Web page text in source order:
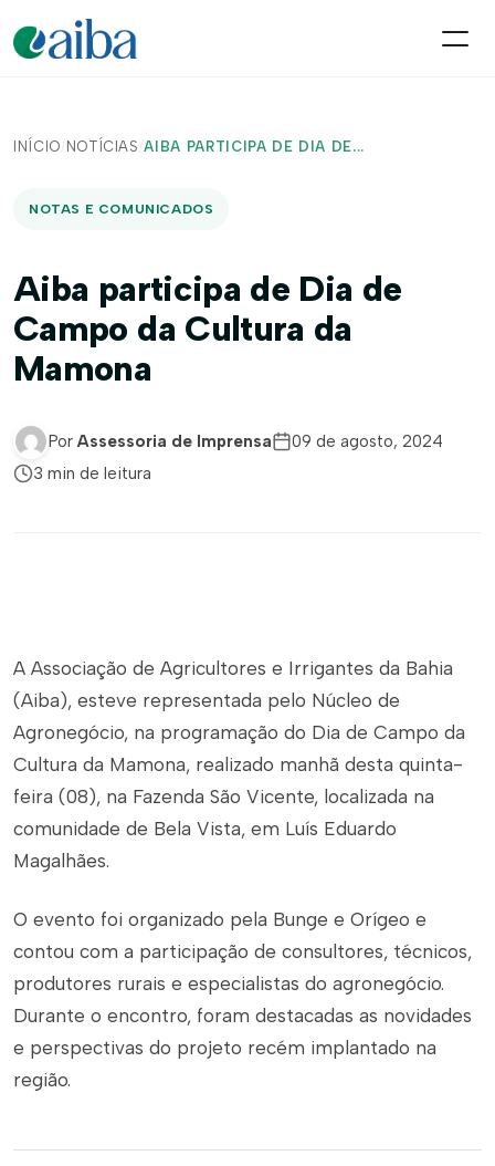
INÍCIO/ NOTÍCIAS /AIBA PARTICIPA DE DIA DE...
NOTAS E COMUNICADOS
Aiba participa de Dia de
Campo da Cultura da
Mamona
Por Assessoria de Imprensa
09 de agosto, 2024
3 min de leitura
A Associação de Agricultores e Irrigantes da Bahia
(Aiba), esteve representada pelo Núcleo de
Agronegócio, na programação do Dia de Campo da
Cultura da Mamona, realizado manhã desta quinta-
feira (08), na Fazenda São Vicente, localizada na
comunidade de Bela Vista, em Luís Eduardo
Magalhães.
O evento foi organizado pela Bunge e Orígeo e
contou com a participação de consultores, técnicos,
produtores rurais e especialistas do agronegócio.
Durante o encontro, foram destacadas as novidades
e perspectivas do projeto recém implantado na
região.